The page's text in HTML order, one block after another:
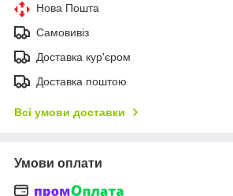
Нова Пошта
Самовивіз
Доставка кур'єром
Доставка поштою
Всі умови доставки
Умови оплати